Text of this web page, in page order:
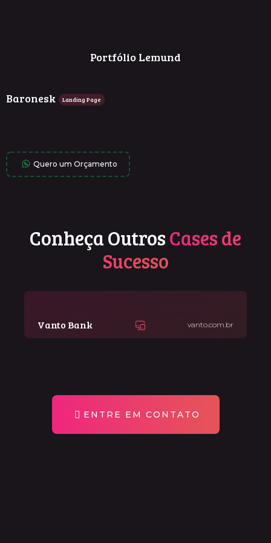
Portfólio Lemund
Baronesk Landing Page
Quero um Orçamento
Conheça OutrosCases de
Sucesso
Vanto Bank vanto.com.br
ENTRE EM CONTATO